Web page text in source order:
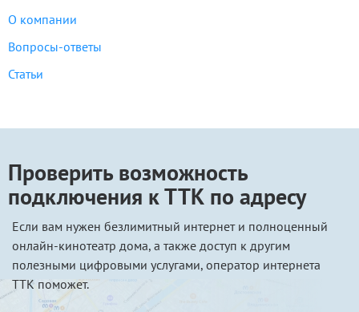
О компании
Вопросы-ответы
Статьи
Проверить возможность
подключения к ТТК по адресу
Если вам нужен безлимитный интернет и полноценный
онлайн-кинотеатр дома, а также доступ к другим
полезными цифровыми услугами, оператор интернета
ТТК поможет.